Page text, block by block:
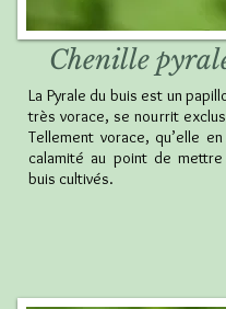
Chenille
La Pyrale du buis est un
très vorace, se nourrit
Tellement vorace, qu’elle
calamité au point de
buis cultivés.